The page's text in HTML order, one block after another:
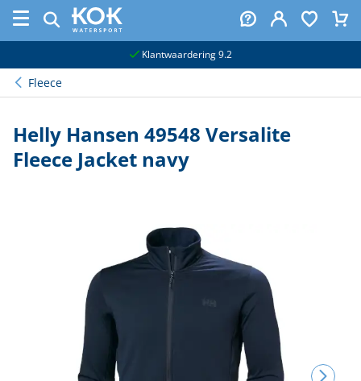
Klantwaardering 9.2
Fleece
Helly Hansen 49548 Versalite
Fleece Jacket navy